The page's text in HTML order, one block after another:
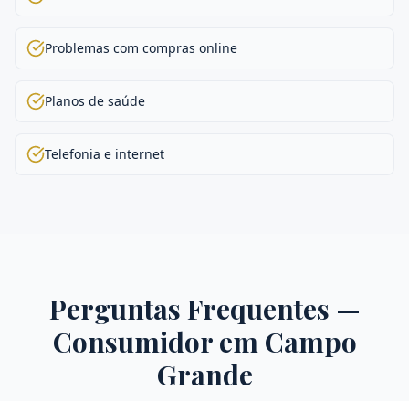
Problemas com compras online
Planos de saúde
Telefonia e internet
Perguntas Frequentes —
Consumidorem Campo
Grande